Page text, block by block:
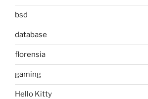
bsd
database
florensia
gaming
Hello Kitty